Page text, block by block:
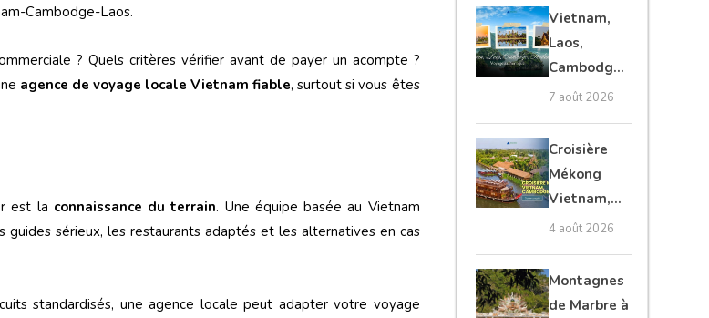
Cambodge-Laos.
? Quels critères vérifier avant de payer un acompte ?
agence de voyage locale Vietnam fiable, surtout si vous êtes
est la connaissance du terrain. Une équipe basée au Vietnam
sérieux, les restaurants adaptés et les alternatives en cas
standardisés, une agence locale peut adapter votre voyage
guide
complet
Vietnam,
Laos,
Cambodge,
Thaïlande :
authentique
7 août 2026
Croisière
Mékong
Vietnam,
Cambodge
guide
complet
4 août 2026
Montagnes
de Marbre à